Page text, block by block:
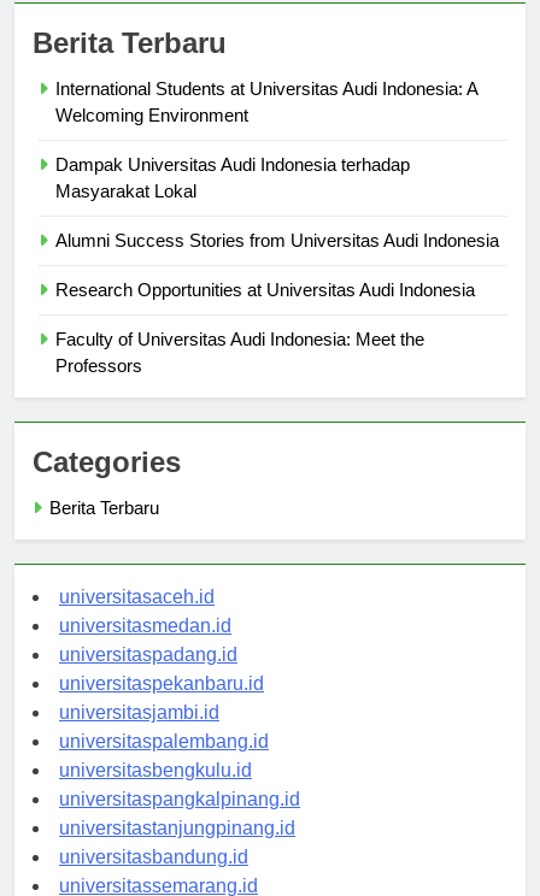
International Students at Universitas Audi Indonesia: A
Dampak Universitas Audi Indonesia terhadap
Faculty of Universitas Audi Indonesia: Meet the
Categories
universitasaceh.id
universitasmedan.id
universitaspadang.id
universitaspekanbaru.id
universitasjambi.id
universitaspalembang.id
universitasbengkulu.id
universitaspangkalpinang.id
universitastanjungpinang.id
universitasbandung.id